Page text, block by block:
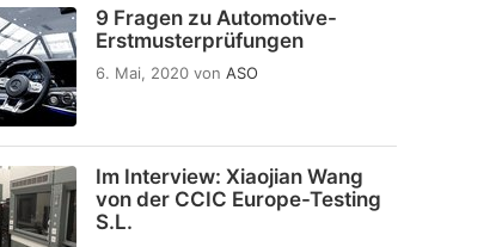
9 Fragen zu Automotive-
Erstmusterprüfungen
6. Mai, 2020 von ASO
Im Interview: Xiaojian Wang
von der CCIC Europe-Testing
S.L.